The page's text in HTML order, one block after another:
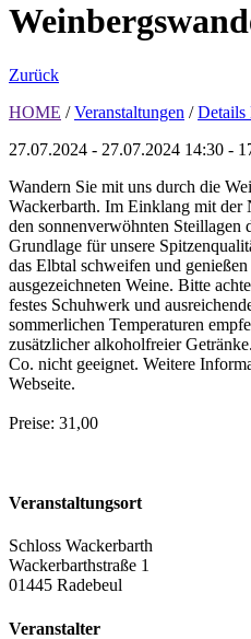
Zurück
HOME / Veranstaltungen / Details
27.07.2024 - 27.07.2024 14:30 -
Wandern Sie mit uns durch die
Wackerbarth. Im Einklang mit der
den sonnenverwöhnten Steillagen
Grundlage für unsere
das Elbtal schweifen und
ausgezeichneten Weine. Bitte
festes Schuhwerk und
sommerlichen Temperaturen
zusätzlicher alkoholfreier
Co. nicht geeignet. Weitere
Webseite.
Preise: 31,00
Veranstaltungsort
Schloss Wackerbarth
Wackerbarthstraße 1
01445 Radebeul
Veranstalter